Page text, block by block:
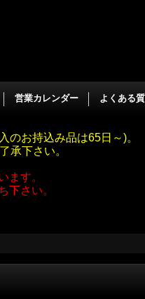
営業カレンダー よくある
のお持込み品は65日～)。
承下さい。
ます。
下さい。